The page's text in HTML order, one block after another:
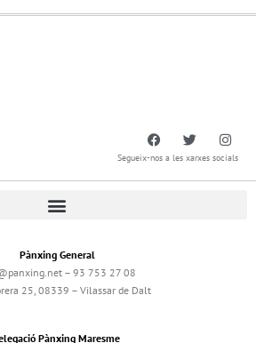
Segueix-nos a les xarxes socials
Pànxing General
– 93 753 27 08
25, 08339 – Vilassar de Dalt
Pànxing Maresme